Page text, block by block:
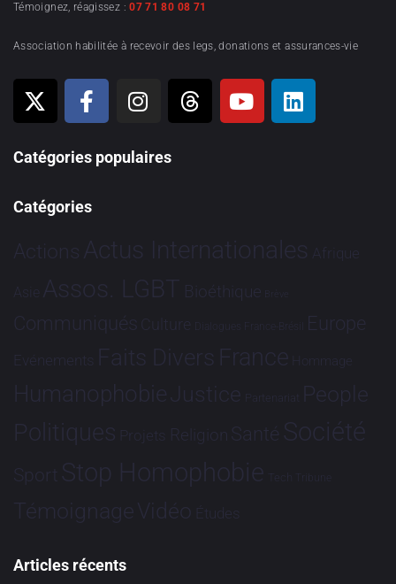
Témoignez, réagissez :07 71 80 08 71
Association habilitée à recevoir des legs, donations et assurances-vie
Catégories populaires
Catégories
Actions Actus Internationales Afrique
Asie Assos. LGBT Bioéthique Brève
Communiqués Culture Dialogues France-Brésil Europe
Evénements Faits Divers France Hommage
HumanophobieJustice Partenariat People
Politiques Projets Religion Santé Société
Sport Stop Homophobie Tech Tribune
TémoignageVidéo Études
Articles récents